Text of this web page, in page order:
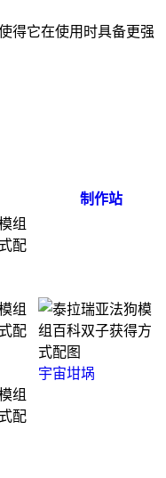
得它在使用时具备更强
制作站
宇宙坩埚